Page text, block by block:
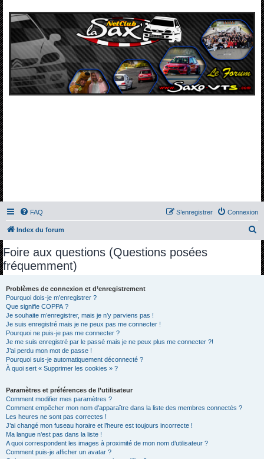
FAQ Connexion
S’enregistrer
Index du forum
Foire aux questions (Questions posées
fréquemment)
Problèmes de connexion et d’enregistrement
Pourquoi dois-je m’enregistrer ?
Que signifie COPPA ?
Je souhaite m’enregistrer, mais je n’y parviens pas !
Je suis enregistré mais je ne peux pas me connecter !
Pourquoi ne puis-je pas me connecter ?
Je me suis enregistré par le passé mais je ne peux plus me connecter ?!
J’ai perdu mon mot de passe !
Pourquoi suis-je automatiquement déconnecté ?
À quoi sert « Supprimer les cookies » ?
Paramètres et préférences de l’utilisateur
Comment modifier mes paramètres ?
Comment empêcher mon nom d’apparaître dans la liste des membres connectés ?
Les heures ne sont pas correctes !
J’ai changé mon fuseau horaire et l’heure est toujours incorrecte !
Ma langue n’est pas dans la liste !
A quoi correspondent les images à proximité de mon nom d’utilisateur ?
Comment puis-je afficher un avatar ?